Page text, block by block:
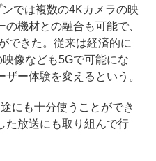
では複数の4Kカメラの映
機材との融合も可能で、
できた。従来は経済的に
像なども5Gで可能にな
ー体験を変えるという。
にも十分使うことができ
た放送にも取り組んで行